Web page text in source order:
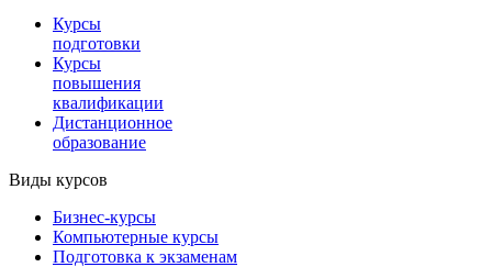
Курсы
подготовки
Курсы
повышения
квалификации
Дистанционное
образование
Виды курсов
Бизнес-курсы
Компьютерные курсы
Подготовка к экзаменам